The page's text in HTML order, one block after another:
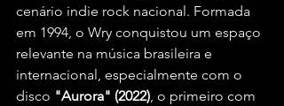
cenário indie rock nacional. Formada
em 1994, o Wry conquistou um espaço
relevante na música brasileira e
internacional, especialmente com o
disco "Aurora" (2022), o primeiro com